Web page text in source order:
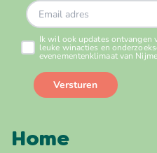
Home